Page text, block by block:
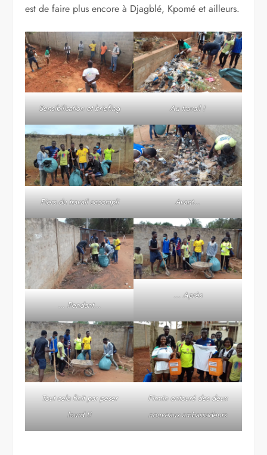
est de faire plus encore à Djagblé, Kpomé et ailleurs.
Sensibilisation et briefing Au travail !
Fiers du travail accompli Avant…
… Pendant…
… Après
Tout cela finit par peser
lourd !!
Firmin entouré des deux
nouveaux ambassadeurs